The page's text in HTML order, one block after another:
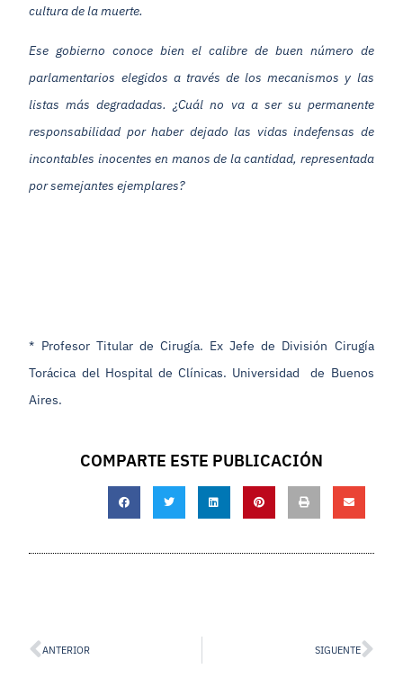
cultura de la muerte.
Ese gobierno conoce bien el calibre de buen número de
parlamentarios elegidos a través de los mecanismos y las
listas más degradadas. ¿Cuál no va a ser su permanente
responsabilidad por haber dejado las vidas indefensas de
incontables inocentes en manos de la cantidad, representada
por semejantes ejemplares?
* Profesor Titular de Cirugía. Ex Jefe de División Cirugía
Torácica del Hospital de Clínicas. Universidad de Buenos
Aires.
COMPARTE ESTE PUBLICACIÓN
ANTERIOR SIGUENTE